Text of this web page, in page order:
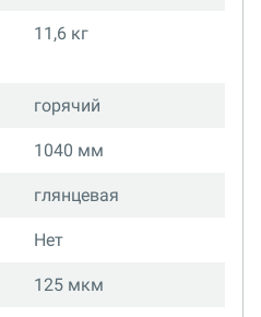
11,6 кг
горячий
1040 мм
глянцевая
Нет
125 мкм